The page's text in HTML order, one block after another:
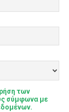
των
σύμφωνα με